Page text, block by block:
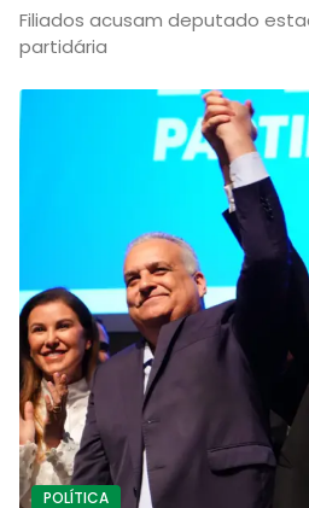
Filiados acusam deputado
partidária
POLÍTICA